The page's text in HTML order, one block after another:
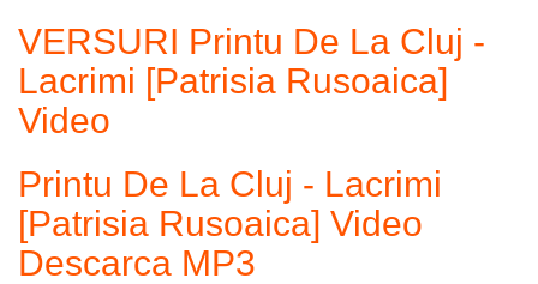
VERSURI Printu De La Cluj -
Lacrimi [Patrisia Rusoaica]
Video
Printu De La Cluj - Lacrimi
[Patrisia Rusoaica] Video
Descarca MP3